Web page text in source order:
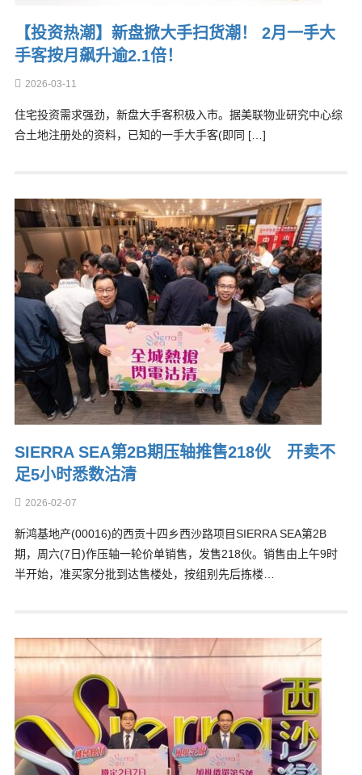
【投资热潮】新盘掀大手扫货潮！ 2月一手大
手客按月飙升逾2.1倍！
2026-03-11
住宅投资需求强劲，新盘大手客积极入市。据美联物业研究中心综
合土地注册处的资料，已知的一手大手客(即同 […]
SIERRA SEA第2B期压轴推售218伙 开卖不
足5小时悉数沽清
2026-02-07
新鸿基地产(00016)的西贡十四乡西沙路项目SIERRA SEA第2B
期，周六(7日)作压轴一轮价单销售，发售218伙。销售由上午9时
半开始，准买家分批到达售楼处，按组别先后拣楼…